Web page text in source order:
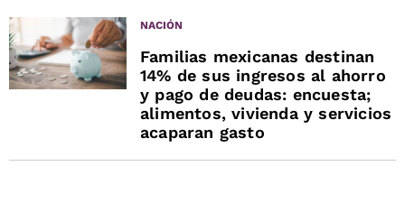
NACIÓN
Familias mexicanas destinan
14% de sus ingresos al ahorro
y pago de deudas: encuesta;
alimentos, vivienda y servicios
acaparan gasto